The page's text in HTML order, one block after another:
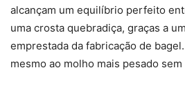
alcançam um equilíbrio perfeito
uma crosta quebradiça, graças a
emprestada da fabricação de
mesmo ao molho mais pesado sem